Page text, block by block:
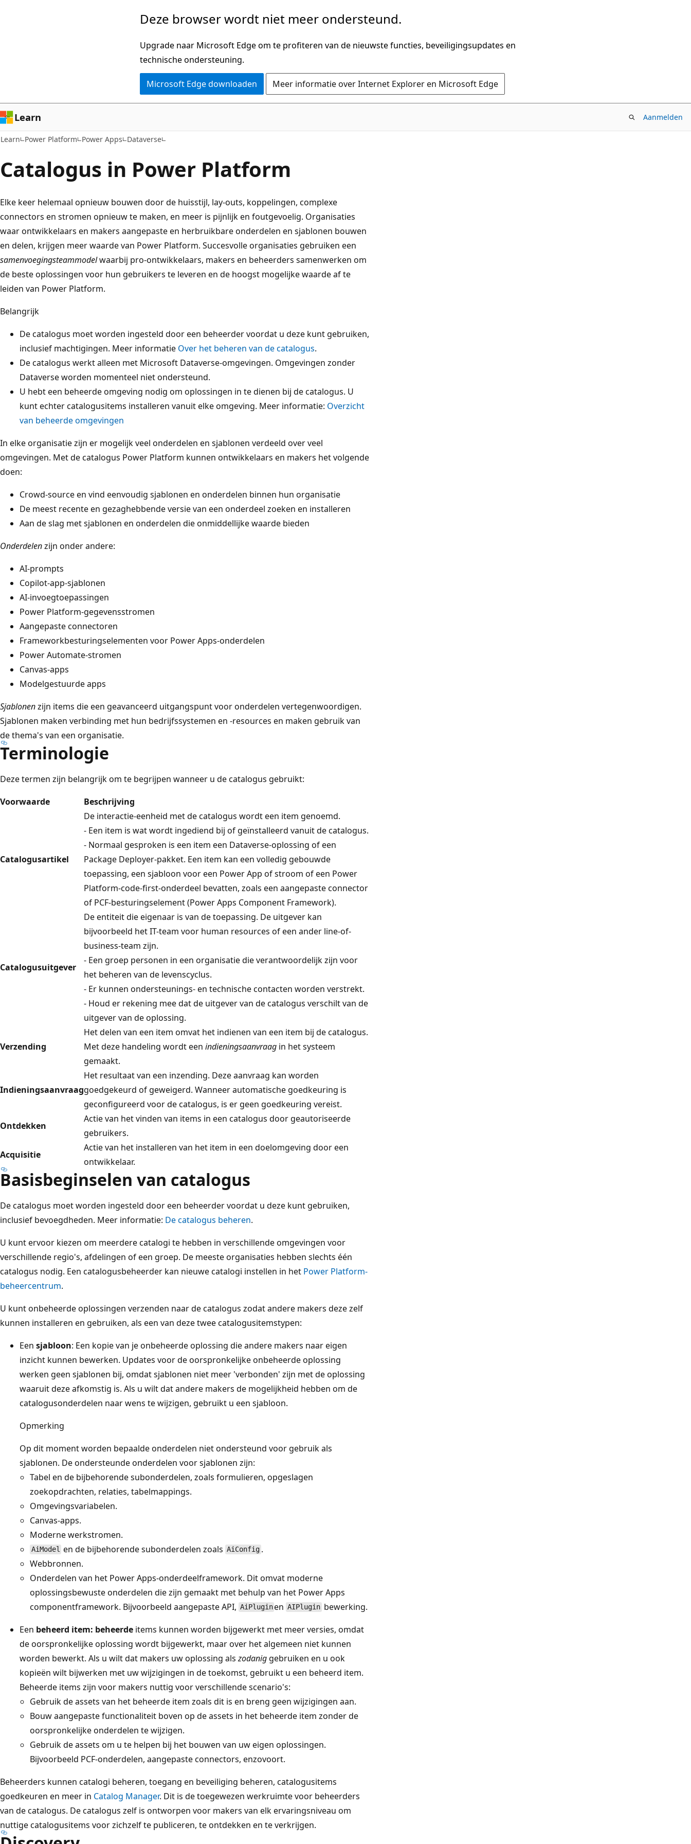
Deze browser wordt niet meer ondersteund.
Upgrade naar Microsoft Edge om te profiteren van de nieuwste functies, beveiligingsupdates en
technische ondersteuning.
Microsoft Edge downloaden Meer informatie over Internet Explorer en Microsoft Edge
Learn Aanmelden
Learn Power Platform Power Apps Dataverse
Catalogus in Power Platform
Elke keer helemaal opnieuw bouwen door de huisstijl, lay-outs, koppelingen, complexe
connectors en stromen opnieuw te maken, en meer is pijnlijk en foutgevoelig. Organisaties
waar ontwikkelaars en makers aangepaste en herbruikbare onderdelen en sjablonen bouwen
en delen, krijgen meer waarde van Power Platform. Succesvolle organisaties gebruiken een
samenvoegingsteammodelwaarbij pro-ontwikkelaars, makers en beheerders samenwerken om
de beste oplossingen voor hun gebruikers te leveren en de hoogst mogelijke waarde af te
leiden van Power Platform.
Belangrijk
De catalogus moet worden ingesteld door een beheerder voordat u deze kunt gebruiken,
inclusief machtigingen. Meer informatie Over het beheren van de catalogus.
De catalogus werkt alleen met Microsoft Dataverse-omgevingen. Omgevingen zonder
Dataverse worden momenteel niet ondersteund.
U hebt een beheerde omgeving nodig om oplossingen in te dienen bij de catalogus. U
kunt echter catalogusitems installeren vanuit elke omgeving. Meer informatie: Overzicht
van beheerde omgevingen
In elke organisatie zijn er mogelijk veel onderdelen en sjablonen verdeeld over veel
omgevingen. Met de catalogus Power Platform kunnen ontwikkelaars en makers het volgende
doen:
Crowd-source en vind eenvoudig sjablonen en onderdelen binnen hun organisatie
De meest recente en gezaghebbende versie van een onderdeel zoeken en installeren
Aan de slag met sjablonen en onderdelen die onmiddellijke waarde bieden
Onderdelenzijn onder andere:
AI-prompts
Copilot-app-sjablonen
AI-invoegtoepassingen
Power Platform-gegevensstromen
Aangepaste connectoren
Frameworkbesturingselementen voor Power Apps-onderdelen
Power Automate-stromen
Canvas-apps
Modelgestuurde apps
Sjablonenzijn items die een geavanceerd uitgangspunt voor onderdelen vertegenwoordigen.
Sjablonen maken verbinding met hun bedrijfssystemen en -resources en maken gebruik van
de thema's van een organisatie.
Terminologie
Deze termen zijn belangrijk om te begrijpen wanneer u de catalogus gebruikt:
Voorwaarde
Beschrijving
Catalogusartikel
De interactie-eenheid met de catalogus wordt een item genoemd.
- Een item is wat wordt ingediend bij of geïnstalleerd vanuit de catalogus.
- Normaal gesproken is een item een Dataverse-oplossing of een
Package Deployer-pakket. Een item kan een volledig gebouwde
toepassing, een sjabloon voor een Power App of stroom of een Power
Platform-code-first-onderdeel bevatten, zoals een aangepaste connector
of PCF-besturingselement (Power Apps Component Framework).
Catalogusuitgever
De entiteit die eigenaar is van de toepassing. De uitgever kan
bijvoorbeeld het IT-team voor human resources of een ander line-of-
business-team zijn.
- Een groep personen in een organisatie die verantwoordelijk zijn voor
het beheren van de levenscyclus.
- Er kunnen ondersteunings- en technische contacten worden verstrekt.
- Houd er rekening mee dat de uitgever van de catalogus verschilt van de
uitgever van de oplossing.
Verzending
Het delen van een item omvat het indienen van een item bij de catalogus.
Met deze handeling wordt een indieningsaanvraag in het systeem
gemaakt.
Indieningsaanvraag
Het resultaat van een inzending. Deze aanvraag kan worden
goedgekeurd of geweigerd. Wanneer automatische goedkeuring is
geconfigureerd voor de catalogus, is er geen goedkeuring vereist.
Ontdekken
Actie van het vinden van items in een catalogus door geautoriseerde
gebruikers.
Acquisitie
Actie van het installeren van het item in een doelomgeving door een
ontwikkelaar.
Basisbeginselen van catalogus
De catalogus moet worden ingesteld door een beheerder voordat u deze kunt gebruiken,
inclusief bevoegdheden. Meer informatie: De catalogus beheren.
U kunt ervoor kiezen om meerdere catalogi te hebben in verschillende omgevingen voor
verschillende regio's, afdelingen of een groep. De meeste organisaties hebben slechts één
catalogus nodig. Een catalogusbeheerder kan nieuwe catalogi instellen in het Power Platform-
beheercentrum.
U kunt onbeheerde oplossingen verzenden naar de catalogus zodat andere makers deze zelf
kunnen installeren en gebruiken, als een van deze twee catalogusitemstypen:
Een sjabloon: Een kopie van je onbeheerde oplossing die andere makers naar eigen
inzicht kunnen bewerken. Updates voor de oorspronkelijke onbeheerde oplossing
werken geen sjablonen bij, omdat sjablonen niet meer 'verbonden' zijn met de oplossing
waaruit deze afkomstig is. Als u wilt dat andere makers de mogelijkheid hebben om de
catalogusonderdelen naar wens te wijzigen, gebruikt u een sjabloon.
Opmerking
Op dit moment worden bepaalde onderdelen niet ondersteund voor gebruik als
sjablonen. De ondersteunde onderdelen voor sjablonen zijn:
Tabel en de bijbehorende subonderdelen, zoals formulieren, opgeslagen
zoekopdrachten, relaties, tabelmappings.
Omgevingsvariabelen.
Canvas-apps.
Moderne werkstromen.
AiModel en de bijbehorende subonderdelen zoals AiConfig .
Webbronnen.
Onderdelen van het Power Apps-onderdeelframework. Dit omvat moderne
oplossingsbewuste onderdelen die zijn gemaakt met behulp van het Power Apps
componentframework. Bijvoorbeeld aangepaste API, AiPluginen AIPlugin bewerking.
Een beheerd item: beheerde items kunnen worden bijgewerkt met meer versies, omdat
de oorspronkelijke oplossing wordt bijgewerkt, maar over het algemeen niet kunnen
worden bewerkt. Als u wilt dat makers uw oplossing alszodanig gebruiken en u ook
kopieën wilt bijwerken met uw wijzigingen in de toekomst, gebruikt u een beheerd item.
Beheerde items zijn voor makers nuttig voor verschillende scenario's:
Gebruik de assets van het beheerde item zoals dit is en breng geen wijzigingen aan.
Bouw aangepaste functionaliteit boven op de assets in het beheerde item zonder de
oorspronkelijke onderdelen te wijzigen.
Gebruik de assets om u te helpen bij het bouwen van uw eigen oplossingen.
Bijvoorbeeld PCF-onderdelen, aangepaste connectors, enzovoort.
Beheerders kunnen catalogi beheren, toegang en beveiliging beheren, catalogusitems
goedkeuren en meer in Catalog Manager. Dit is de toegewezen werkruimte voor beheerders
van de catalogus. De catalogus zelf is ontworpen voor makers van elk ervaringsniveau om
nuttige catalogusitems voor zichzelf te publiceren, te ontdekken en te verkrijgen.